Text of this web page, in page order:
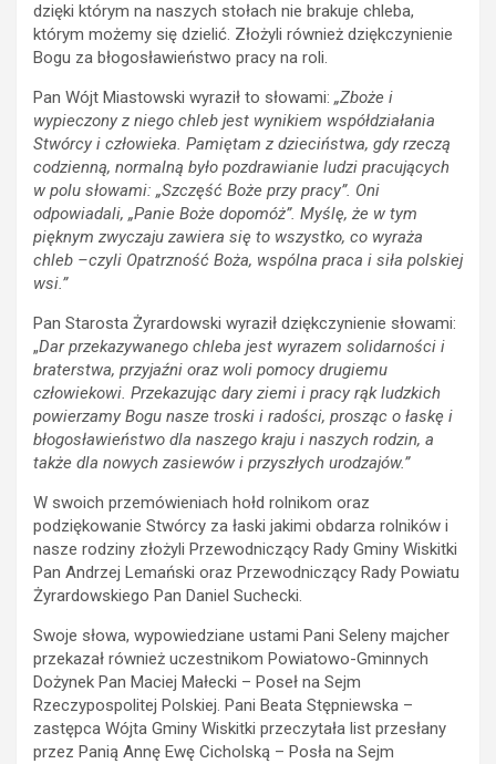
dzięki którym na naszych stołach nie brakuje chleba,
którym możemy się dzielić. Złożyli również dziękczynienie
Bogu za błogosławieństwo pracy na roli.
Pan Wójt Miastowski wyraził to słowami: „Zboże i
wypieczony z niego chleb jest wynikiem współdziałania
Stwórcy i człowieka. Pamiętam z dzieciństwa, gdy rzeczą
codzienną, normalną było pozdrawianie ludzi pracujących
w polu słowami: „Szczęść Boże przy pracy”. Oni
odpowiadali, „Panie Boże dopomóż”. Myślę, że w tym
pięknym zwyczaju zawiera się to wszystko, co wyraża
chleb –czyli Opatrzność Boża, wspólna praca i siła polskiej
wsi.”
Pan Starosta Żyrardowski wyraził dziękczynienie słowami:
„Dar przekazywanego chleba jest wyrazem solidarności i
braterstwa, przyjaźni oraz woli pomocy drugiemu
człowiekowi. Przekazując dary ziemi i pracy rąk ludzkich
powierzamy Bogu nasze troski i radości, prosząc o łaskę i
błogosławieństwo dla naszego kraju i naszych rodzin, a
także dla nowych zasiewów i przyszłych urodzajów.”
W swoich przemówieniach hołd rolnikom oraz
podziękowanie Stwórcy za łaski jakimi obdarza rolników i
nasze rodziny złożyli Przewodniczący Rady Gminy Wiskitki
Pan Andrzej Lemański oraz Przewodniczący Rady Powiatu
Żyrardowskiego Pan Daniel Suchecki.
Swoje słowa, wypowiedziane ustami Pani Seleny majcher
przekazał również uczestnikom Powiatowo-Gminnych
Dożynek Pan Maciej Małecki – Poseł na Sejm
Rzeczypospolitej Polskiej. Pani Beata Stępniewska –
zastępca Wójta Gminy Wiskitki przeczytała list przesłany
przez Panią Annę Ewę Cicholską – Posła na Sejm